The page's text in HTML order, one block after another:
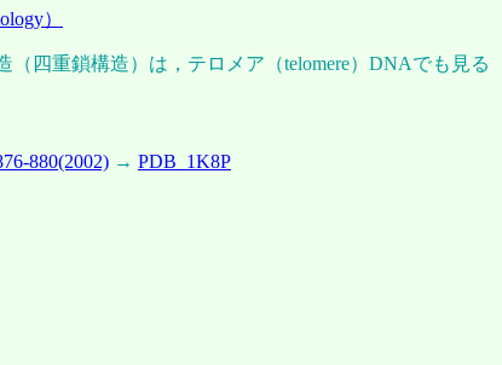
）
四重鎖構造）は，テロメア（telomere）DNAでも見る
880(2002) → PDB_1K8P